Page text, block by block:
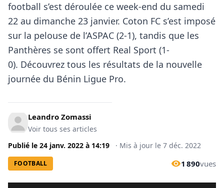
football s’est déroulée ce week-end du samedi
22 au dimanche 23 janvier. Coton FC s’est imposé
sur la pelouse de l’ASPAC (2-1), tandis que les
Panthères se sont offert Real Sport (1-
0). Découvrez tous les résultats de la nouvelle
journée du Bénin Ligue Pro.
Leandro Zomassi
Voir tous ses articles
Publié le 24 janv. 2022 à 14:19 · Mis à jour le 7 déc. 2022
FOOTBALL 1 890vues